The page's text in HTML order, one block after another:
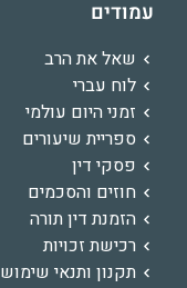
עמודים
שאל את הרב
לוח עברי
זמני היום עולמי
ספריית שיעורים
פסקי דין
חוזים והסכמים
הזמנת דין תורה
רכישת זכויות
תקנון ותנאי שימוש